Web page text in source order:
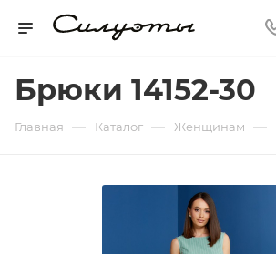
Брюки 14152-30
Главная — Каталог — Женщинам —